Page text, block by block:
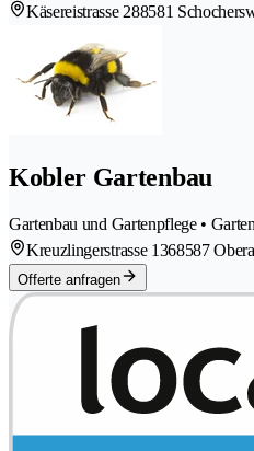
Käsereistrasse 288581
Kobler Gartenbau
Gartenbau und Gartenpflege •
Kreuzlingerstrasse 1368587
Offerte anfragen